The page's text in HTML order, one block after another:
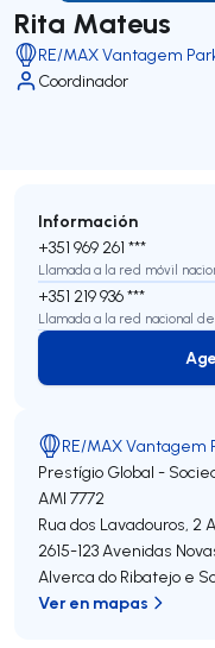
Rita Mateus
RE/MAX Vantagem
Coordinador
Información
+351 969 261 ***
Llamada a la red móvil
+351 219 936 ***
Llamada a la red nacional
RE/MAX Vantagem
Prestígio Global -
AMI 7772
Rua dos Lavadouros, 2 A
2615-123Avenidas
Alverca do Ribatejo e
Ver en mapas